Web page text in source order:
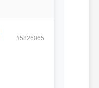
#5826065